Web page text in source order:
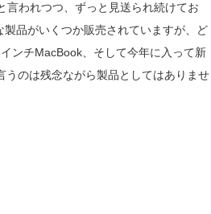
言われつつ、ずっと見送られ続けてお
品がいくつか販売されていますが、ど
ンチMacBook、そして今年に入って新
うのは残念ながら製品としてはありませ